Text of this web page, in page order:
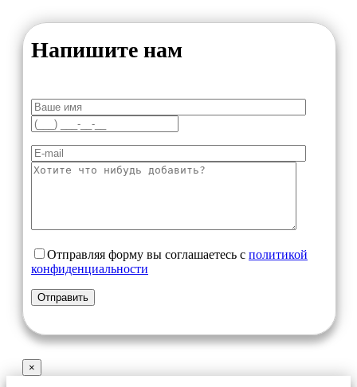
Напишите нам
Отправляя форму вы соглашаетесь с политикой
конфиденциальности
×